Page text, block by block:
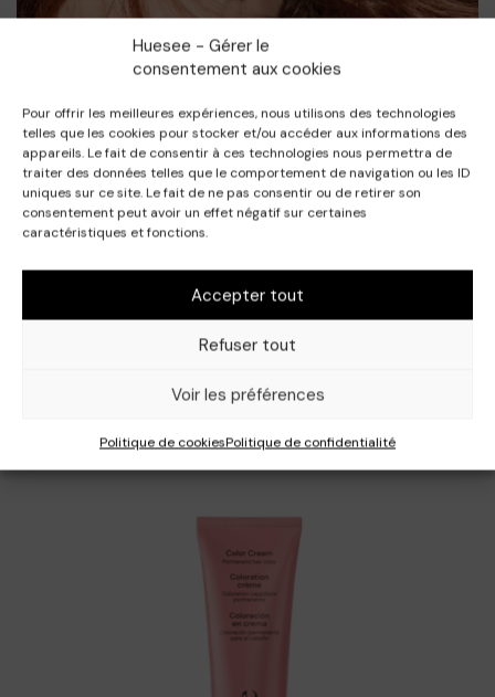
Huesee - Gérer le
consentement aux cookies
Pour offrir les meilleures expériences, nous utilisons des technologies
telles que les cookies pour stocker et/ou accéder aux informations des
appareils. Le fait de consentir à ces technologies nous permettra de
traiter des données telles que le comportement de navigation ou les ID
uniques sur ce site. Le fait de ne pas consentir ou de retirer son
consentement peut avoir un effet négatif sur certaines
caractéristiques et fonctions.
Accepter tout
Refuser tout
Voir les préférences
Politique de cookiesPolitique de confidentialité